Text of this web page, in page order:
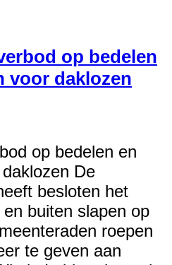
op bedelen
voor daklozen
op bedelen en
De
besloten het
buiten slapen op
roepen
te geven aan